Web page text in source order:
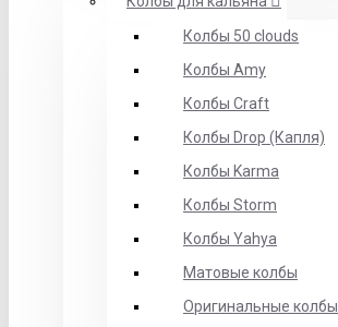
Колбы 50 clouds
Колбы Amy
Колбы Craft
Колбы Drop (Капля)
Колбы Karma
Колбы Storm
Колбы Yahya
Матовые колбы
Оригинальные колбы